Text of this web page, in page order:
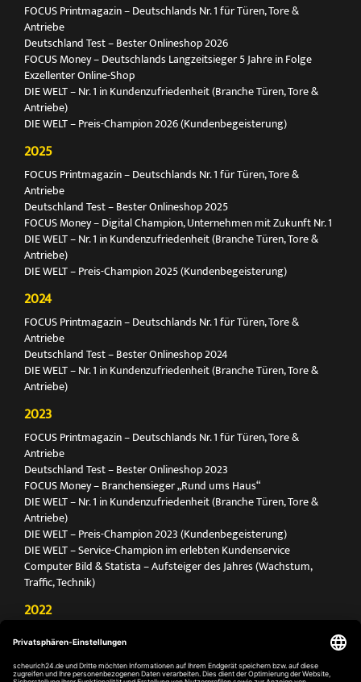
FOCUS Printmagazin – Deutschlands Nr. 1 für Türen, Tore &
Antriebe
Deutschland Test – Bester Onlineshop 2026
FOCUS Money – Deutschlands Langzeitsieger 5 Jahre in Folge
Exzellenter Online-Shop
DIE WELT – Nr. 1 in Kundenzufriedenheit (Branche Türen, Tore &
Antriebe)
DIE WELT – Preis-Champion 2026 (Kundenbegeisterung)
2025
FOCUS Printmagazin – Deutschlands Nr. 1 für Türen, Tore &
Antriebe
Deutschland Test – Bester Onlineshop 2025
FOCUS Money – Digital Champion, Unternehmen mit Zukunft Nr. 1
DIE WELT – Nr. 1 in Kundenzufriedenheit (Branche Türen, Tore &
Antriebe)
DIE WELT – Preis-Champion 2025 (Kundenbegeisterung)
2024
FOCUS Printmagazin – Deutschlands Nr. 1 für Türen, Tore &
Antriebe
Deutschland Test – Bester Onlineshop 2024
DIE WELT – Nr. 1 in Kundenzufriedenheit (Branche Türen, Tore &
Antriebe)
2023
FOCUS Printmagazin – Deutschlands Nr. 1 für Türen, Tore &
Antriebe
Deutschland Test – Bester Onlineshop 2023
FOCUS Money – Branchensieger „Rund ums Haus“
DIE WELT – Nr. 1 in Kundenzufriedenheit (Branche Türen, Tore &
Antriebe)
DIE WELT – Preis-Champion 2023 (Kundenbegeisterung)
DIE WELT – Service-Champion im erlebten Kundenservice
Computer Bild & Statista – Aufsteiger des Jahres (Wachstum,
Traffic, Technik)
2022
Antriebe
Deutschland Test – Bester Onlineshop 2022